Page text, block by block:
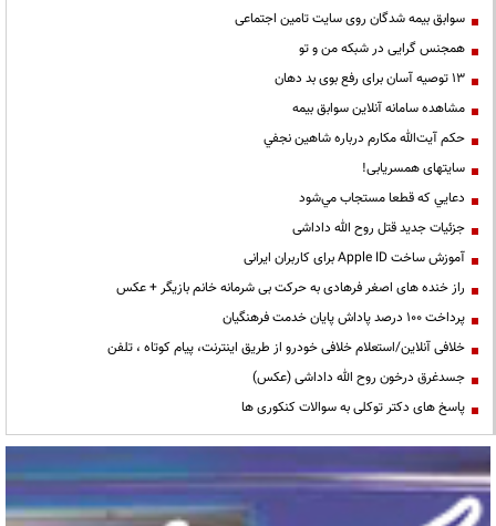
سوابق بیمه شدگان روی سایت تامین اجتماعی
همجنس گرایی در شبکه من و تو
13 توصیه آسان برای رفع بوی بد دهان
مشاهده سامانه آنلاين سوابق بیمه
حكم آيت‌الله مكارم درباره شاهين نجفي
سایتهای همسریابی!
دعايي كه قطعا مستجاب مي‌شود
جزئیات جدید قتل روح الله داداشی
آموزش ساخت Apple ID برای کاربران ایرانی
راز خنده های اصغر فرهادی به حرکت بی شرمانه خانم بازیگر + عکس
پرداخت ۱۰۰ درصد پاداش پایان خدمت فرهنگیان
خلافی آنلاین/استعلام خلافی خودرو از طریق اینترنت، پیام کوتاه ، تلفن
جسدغرق درخون روح الله داداشی (عکس)
پاسخ های دکتر توکلی به سوالات کنکوری ها